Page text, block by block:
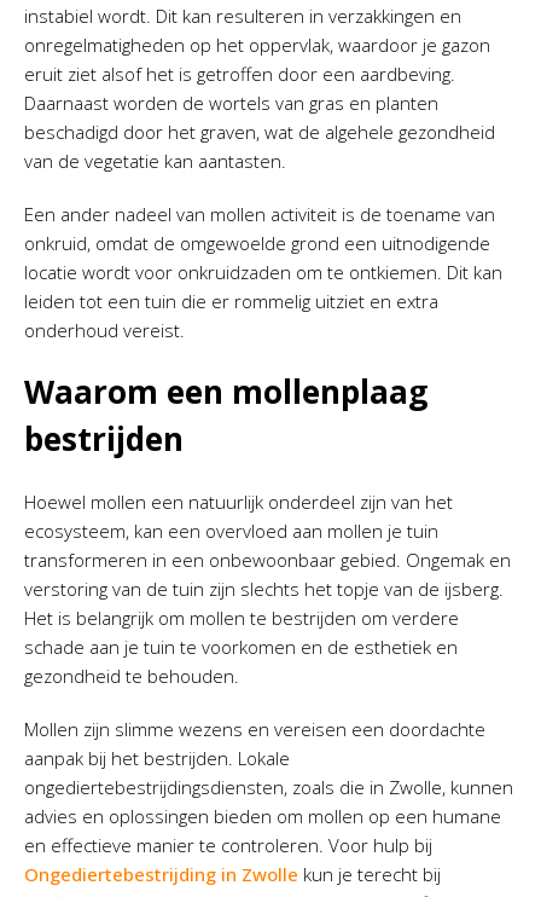
instabiel wordt. Dit kan resulteren in verzakkingen en
onregelmatigheden op het oppervlak, waardoor je gazon
eruit ziet alsof het is getroffen door een aardbeving.
Daarnaast worden de wortels van gras en planten
beschadigd door het graven, wat de algehele gezondheid
van de vegetatie kan aantasten.
Een ander nadeel van mollen activiteit is de toename van
onkruid, omdat de omgewoelde grond een uitnodigende
locatie wordt voor onkruidzaden om te ontkiemen. Dit kan
leiden tot een tuin die er rommelig uitziet en extra
onderhoud vereist.
Waarom een mollenplaag
bestrijden
Hoewel mollen een natuurlijk onderdeel zijn van het
ecosysteem, kan een overvloed aan mollen je tuin
transformeren in een onbewoonbaar gebied. Ongemak en
verstoring van de tuin zijn slechts het topje van de ijsberg.
Het is belangrijk om mollen te bestrijden om verdere
schade aan je tuin te voorkomen en de esthetiek en
gezondheid te behouden.
Mollen zijn slimme wezens en vereisen een doordachte
aanpak bij het bestrijden. Lokale
ongediertebestrijdingsdiensten, zoals die in Zwolle, kunnen
advies en oplossingen bieden om mollen op een humane
en effectieve manier te controleren. Voor hulp bij
Ongediertebestrijding in Zwolle kun je terecht bij